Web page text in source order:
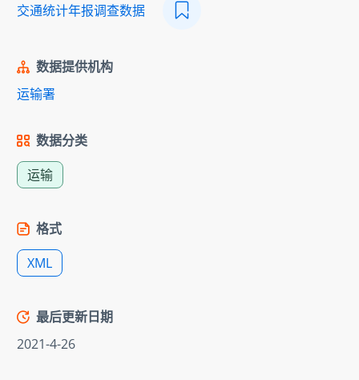
交通统计年报调查数据
数据提供机构
运输署
数据分类
运输
格式
XML
最后更新日期
2021-4-26